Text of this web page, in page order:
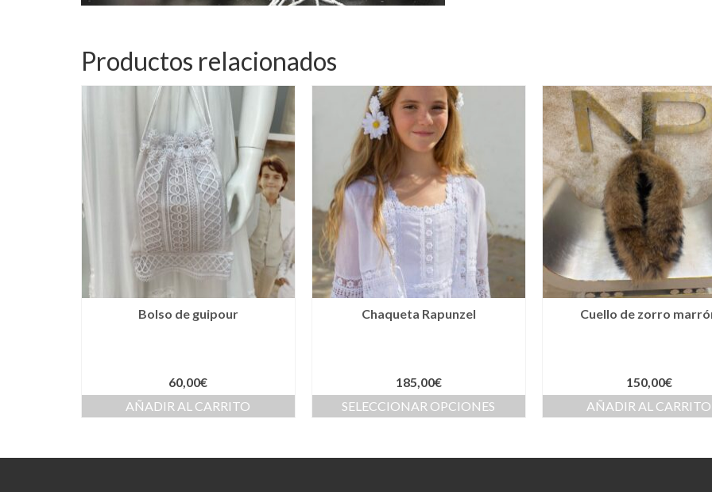
Productos relacionados
Bolso de guipour
60,00€
AÑADIR AL CARRITO
Chaqueta Rapunzel
185,00€
SELECCIONAR OPCIONES
Cuello de zorro
150,00€
AÑADIR AL CARRITO